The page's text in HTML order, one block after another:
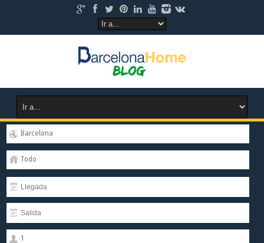
Barcelona
Todo
1